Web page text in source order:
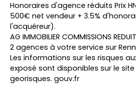
Honoraires d'agence réduits Prix
500€ net vendeur + 3.5%
l'acquéreur).
AG IMMOBILIER COMMISSIONS
2 agences à votre service sur
Les informations sur les risques
exposé sont disponibles sur le site
georisques. gouv.fr